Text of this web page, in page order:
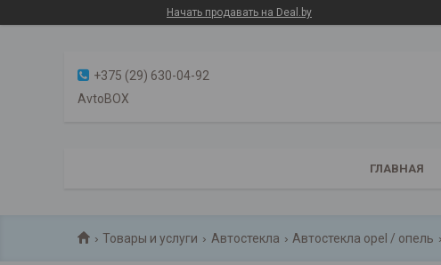
Начать продавать на Deal.by
+375 (29) 630-04-92
AvtoBOX
ГЛАВНАЯ
Товары и услуги Автостекла Автостекла opel / опель